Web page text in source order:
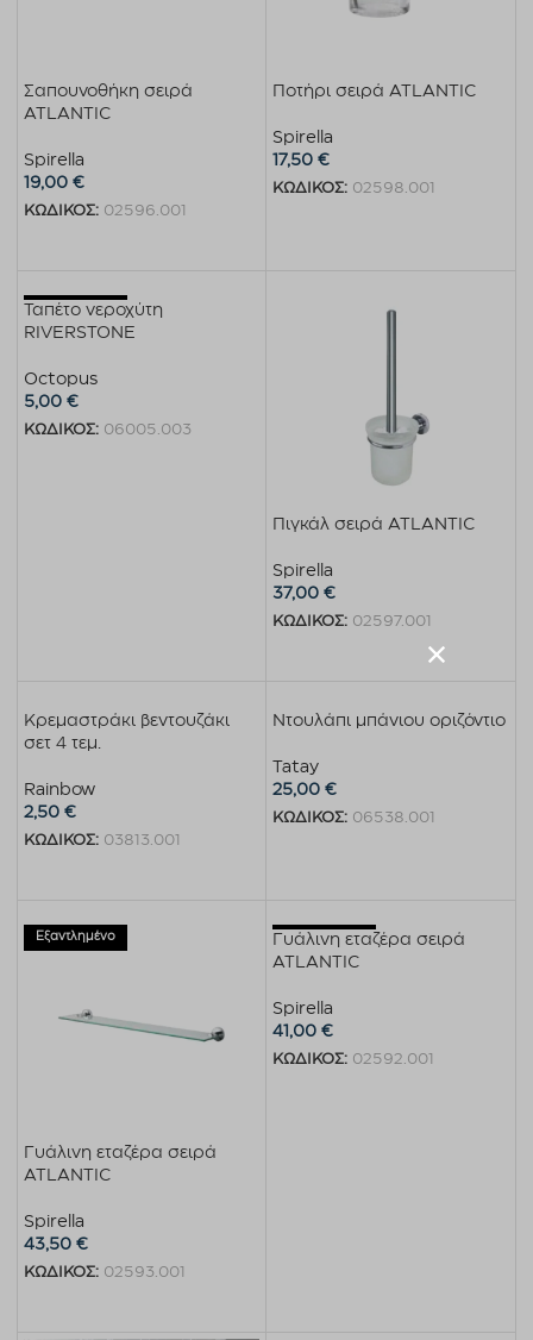
Σαπουνοθήκη σειρά
ATLANTIC
Spirella
19,00 €
ΚΩΔΙΚΟΣ: 02596.001
Ποτήρι σειρά ATLANTIC
Spirella
17,50€
ΚΩΔΙΚΟΣ: 02598.001
Εξαντλημένο
Ταπέτο νεροχύτη
RIVERSTONE
Octopus
5,00 €
ΚΩΔΙΚΟΣ: 06005.003
Πιγκάλ σειρά ATLANTIC
Spirella
37,00€
ΚΩΔΙΚΟΣ: 02597.001
Προσθήκη στο καλάθι
Κρεμαστράκι βεντουζάκι
σετ 4 τεμ.
Rainbow
2,50 €
ΚΩΔΙΚΟΣ: 03813.001
Ντουλάπι μπάνιου οριζόντιο
Tatay
25,00€
ΚΩΔΙΚΟΣ: 06538.001
Εξαντλημένο
Γυάλινη εταζέρα σειρά
ATLANTIC
Spirella
43,50 €
ΚΩΔΙΚΟΣ: 02593.001
Εξαντλημένο
Γυάλινη εταζέρα σειρά
ATLANTIC
Spirella
41,00€
ΚΩΔΙΚΟΣ: 02592.001